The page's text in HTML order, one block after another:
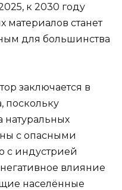
к 2030 году
материалов станет
для большинства
заключается в
поскольку
натуральных
с опасными
с индустрией
влияние
населённые